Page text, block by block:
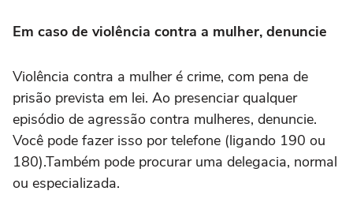
Em caso de violência contra a mulher, denuncie
Violência contra a mulher é crime, com pena de
prisão prevista em lei. Ao presenciar qualquer
episódio de agressão contra mulheres, denuncie.
Você pode fazer isso por telefone (ligando 190 ou
180).Também pode procurar uma delegacia, normal
ou especializada.